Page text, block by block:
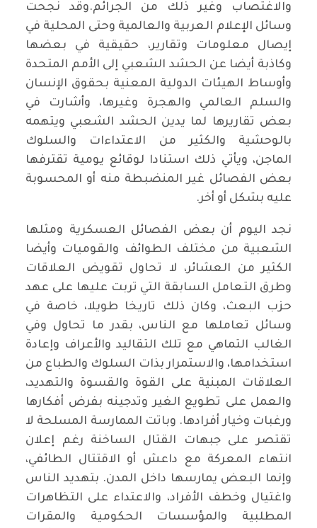
والاغتصاب وغير ذلك من الجرائم.وقد نجحت
وسائل الإعلام العربية والعالمية وحتى المحلية في
إيصال معلومات وتقارير، حقيقية في بعضها
وكاذبة أيضا عن الحشد الشعبي إلى الأمم المتحدة
وأوساط الهيئات الدولية المعنية بحقوق الإنسان
والسلم العالمي والهجرة وغيرها، وأشارت في
بعض تقاريرها لما يدين الحشد الشعبي ويتهمه
بالوحشية والكثير من الاعتداءات والسلوك
الماجن، ويأتي ذلك استنادا لوقائع يومية تقترفها
بعض الفصائل غير المنضبطة منه أو المحسوبة
عليه بشكل أو أخر.
نجد اليوم أن بعض الفصائل العسكرية ومثلها
الشعبية من مختلف الطوائف والقوميات وأيضا
الكثير من العشائر، لا تحاول تقويض العلاقات
وطرق التعامل السابقة التي تربت عليها على عهد
حزب البعث، وكان ذلك تاريخا طويلا، خاصة في
وسائل تعاملها مع الناس، بقدر ما تحاول وفي
الغالب التماهي مع تلك التقاليد والأعراف وإعادة
استخدامها، والاستمرار بذات السلوك والطباع من
العلاقات المبنية على القوة والقسوة والتهديد،
والعمل على تطويع الغير وتدجينه بفرض أفكارها
ورغبات وخيار أفرادها. وباتت الممارسة المسلحة لا
تقتصر على جبهات القتال الساخنة رغم إعلان
انتهاء المعركة مع داعش أو الاقتتال الطائفي،
وإنما البعض يمارسها داخل المدن. بتهديد الناس
واغتيال وخطف الأفراد، والاعتداء على التظاهرات
المطلبية والمؤسسات الحكومية والمقرات